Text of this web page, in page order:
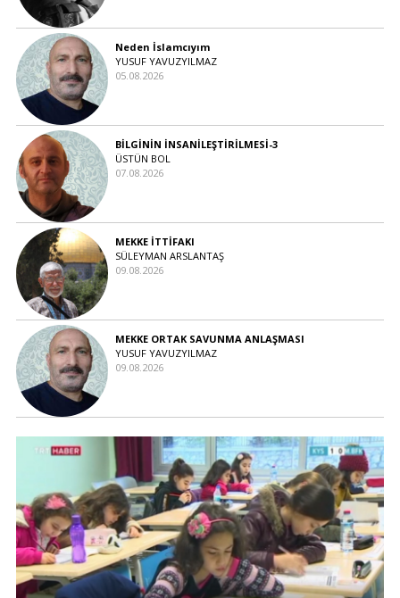
Neden İslamcıyım
YUSUF YAVUZYILMAZ
05.08.2026
BİLGİNİN İNSANİLEŞTİRİLMESİ-3
ÜSTÜN BOL
07.08.2026
MEKKE İTTİFAKI
SÜLEYMAN ARSLANTAŞ
09.08.2026
MEKKE ORTAK SAVUNMA ANLAŞMASI
YUSUF YAVUZYILMAZ
09.08.2026